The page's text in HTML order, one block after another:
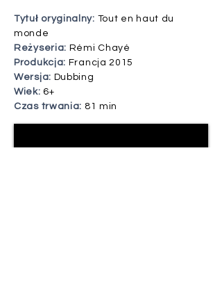
Tytuł oryginalny: Tout en haut du
monde
Reżyseria: Rémi Chayé
Produkcja: Francja 2015
Wersja: Dubbing
Wiek: 6+
Czas trwania: 81 min